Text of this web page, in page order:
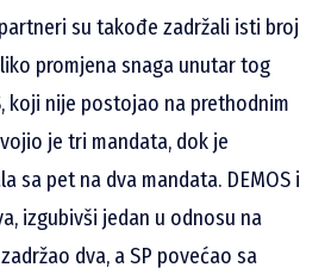
su takođe zadržali isti broj
promjena snaga unutar tog
koji nije postojao na prethodnim
je tri mandata, dok je
sa pet na dva mandata. DEMOS i
izgubivši jedan u odnosu na
dva, a SP povećao sa